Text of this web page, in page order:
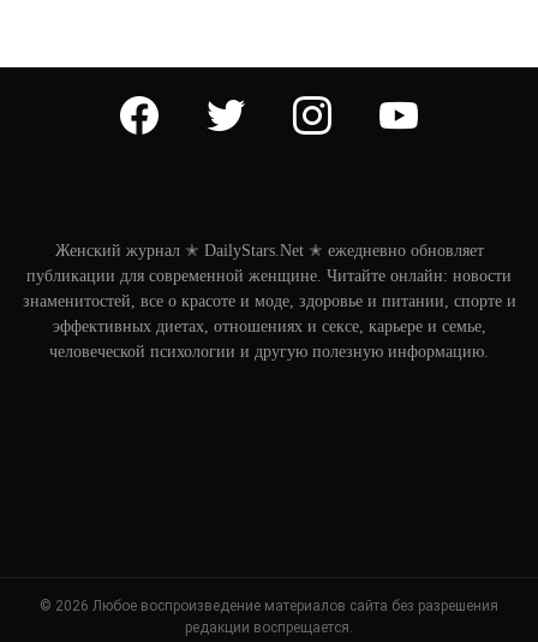
facebook twitter instagram
Женский журнал ✭ DailyStars.Net ✭ ежедневно обновляет
публикации для современной женщине. Читайте онлайн: новости
знаменитостей, все о красоте и моде, здоровье и питании, спорте и
эффективных диетах, отношениях и сексе, карьере и семье,
человеческой психологии и другую полезную информацию.
© 2026 Любое воспроизведение материалов сайта без разрешения
редакции воспрещается.